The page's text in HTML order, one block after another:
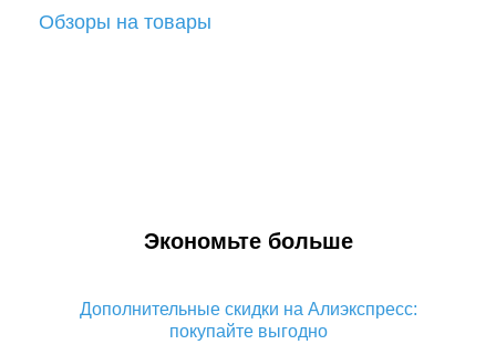
Обзоры на товары
Экономьте больше
Дополнительные скидки на Алиэкспресс:
покупайте выгодно